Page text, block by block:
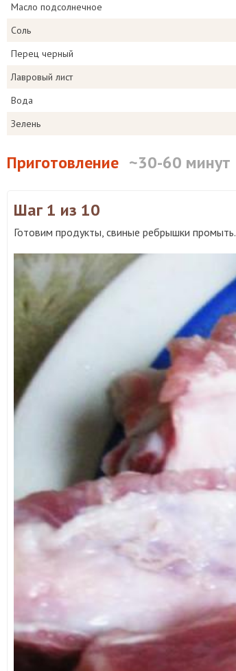
Масло подсолнечное
Соль
Перец черный
Лавровый лист
Вода
Зелень
Приготовление ~30-60 минут
Шаг 1 из 10
Готовим продукты, свиные ребрышки промыть.